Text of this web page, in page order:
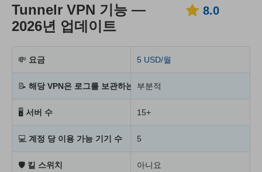
Tunnelr VPN 기능 —
2026년 업데이트
8.0
💸 요금 5 USD/월
📝 해당 VPN은 로그를 보관하는가?부분적
🖥 서버 수 15+
💻 계정 당 이용 가능 기기 수 5
🛡 킬 스위치 아니요